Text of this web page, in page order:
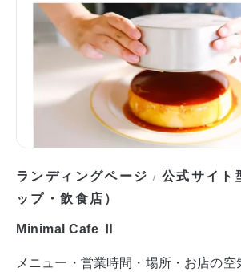
ランディングページ / 公式サイト
ップ・飲食店）
Minimal Cafe Ⅱ
メニュー・営業時間・場所・お店の